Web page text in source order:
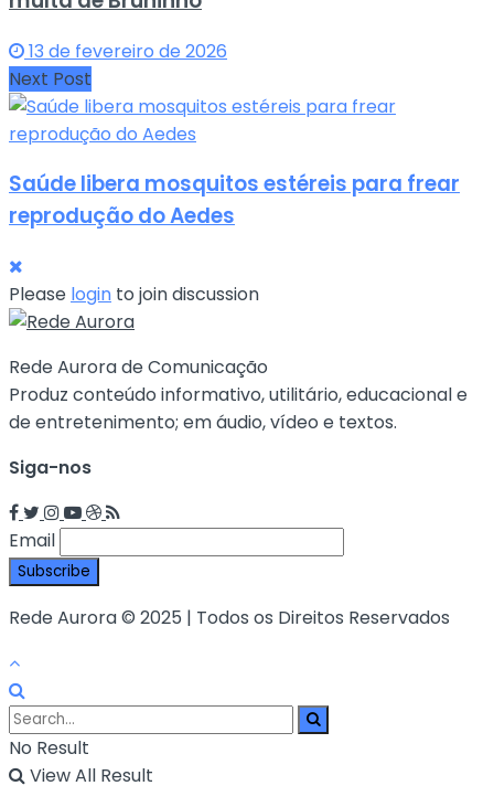
13 de fevereiro de 2026
Next Post
Saúde libera mosquitos estéreis para frear
reprodução do Aedes
Please login to join discussion
Rede Aurora de Comunicação
Produz conteúdo informativo, utilitário, educacional e
de entretenimento; em áudio, vídeo e textos.
Siga-nos
Email
Rede Aurora © 2025 | Todos os Direitos Reservados
No Result
View All Result